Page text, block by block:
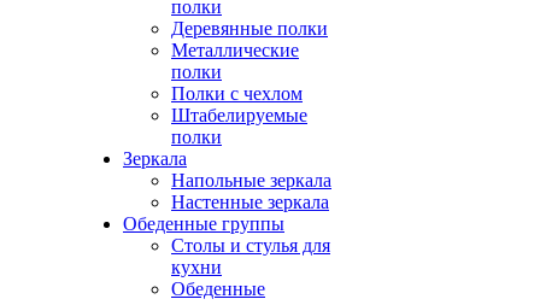
полки
Деревянные полки
Металлические
полки
Полки с чехлом
Штабелируемые
полки
Зеркала
Напольные зеркала
Настенные зеркала
Обеденные группы
Столы и стулья для
кухни
Обеденные